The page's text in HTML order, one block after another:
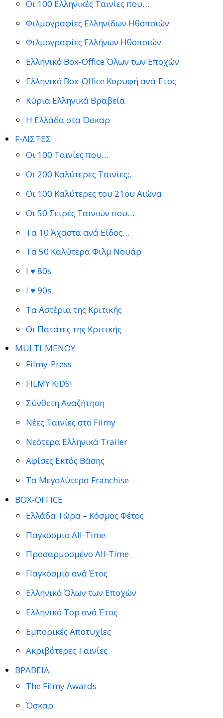
Οι 100 Ελληνικές Ταινίες που…
Φιλμογραφίες Ελληνίδων Ηθοποιών
Φιλμογραφίες Ελλήνων Ηθοποιών
Ελληνικό Box-Office Όλων των Εποχών
Ελληνικό Box-Office Κορυφή ανά Έτος
Κύρια Ελληνικά Βραβεία
Η Ελλάδα στα Όσκαρ
F-ΛΙΣΤΕΣ
Οι 100 Ταινίες που…
Οι 200 Καλύτερες Ταινίες;.
Οι 100 Καλύτερες του 21ου Αιώνα
Οι 50 Σειρές Ταινιών που…
Τα 10 Άχαστα ανά Είδος…
Τα 50 Καλύτερα Φιλμ Νουάρ
I ♥ 80s
I ♥ 90s
Τα Αστέρια της Κριτικής
Οι Πατάτες της Κριτικής
MULTI-ΜΕΝΟΥ
Filmy-Press
FILMY KIDS!
Σύνθετη Αναζήτηση
Νέες Ταινίες στο Filmy
Νεότερα Ελληνικά Trailer
Αφίσες Εκτός Βάσης
Τα Μεγαλύτερα Franchise
BOX-OFFICE
Ελλάδα Τώρα – Κόσμος Φέτος
Παγκόσμιο All-Time
Προσαρμοσμένο All-Time
Παγκόσμιο ανά Έτος
Ελληνικό Όλων των Εποχών
Ελληνικό Top ανά Έτος
Εμπορικές Αποτυχίες
Ακριβότερες Ταινίες
ΒΡΑΒΕΙΑ
The Filmy Awards
Όσκαρ